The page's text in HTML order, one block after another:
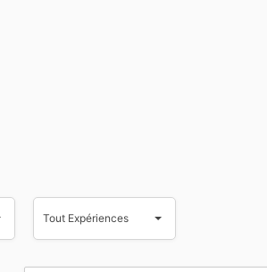
Tout
Expériences
Tout Expériences